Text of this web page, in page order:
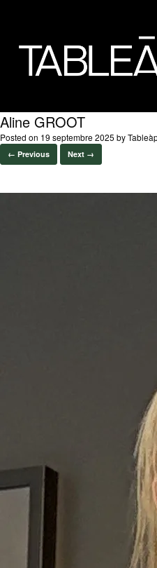
Aline GROOT
Posted on 19 septembre 2025 by
← Previous Next →